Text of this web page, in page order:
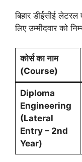
बिहार डीईसीई
लिए उम्मीदवार को
कोर्स का नाम
(Course)
Diploma
Engineering
(Lateral
Entry – 2nd
Year)